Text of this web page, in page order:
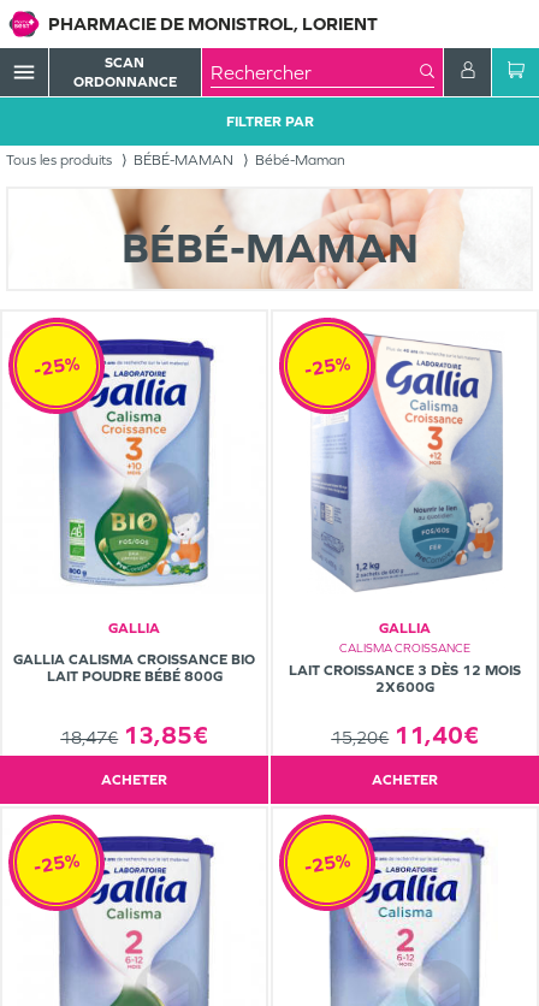
PHARMACIE DE MONISTROL, LORIENT
menu
SCAN
ORDONNANCE
Tous les produits BÉBÉ-MAMAN Bébé-Maman
FILTRER PAR
BÉBÉ-MAMAN
GALLIA
GALLIA CALISMA CROISSANCE BIO
LAIT POUDRE BÉBÉ 800G
18,47€ 13,85€
-25%
ACHETER
GALLIA
CALISMA CROISSANCE
LAIT CROISSANCE 3 DÈS 12 MOIS
2X600G
15,20€ 11,40€
-25%
ACHETER
-25% -25%